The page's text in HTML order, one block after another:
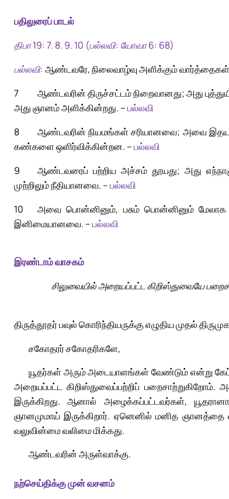
பதிலுரைப் பாடல்
திபா 19: 7. 8. 9. 10 (பல்லவி: யோவா 6: 68)
பல்லவி: ஆண்டவரே, நிலைவாழ்வு அளிக்கும்
7
ஆண்டவரின் திருச்சட்டம் நிறைவானது; அது
அது ஞானம் அளிக்கின்றது. –பல்லவி
8
ஆண்டவரின் நியமங்கள் சரியானவை; அவை
கண்களை ஒளிர்விக்கின்றன. –பல்லவி
9
ஆண்டவரைப் பற்றிய அச்சம் தூயது; அது
முற்றிலும் நீதியானவை. –பல்லவி
10
அவை பொன்னினும், பசும் பொன்னினும் மேலாக
இனிமையானவை. –பல்லவி
இரண்டாம் வாசகம்
சிலுவையில் அறையப்பட்ட கிறிஸ்துவையே
திருத்தூதர் பவுல் கொரிந்தியருக்கு எழுதிய முதல்
சகோதரர் சகோதரிகளே,
யூதர்கள் அரும் அடையாளங்கள் வேண்டும் என்று
அறையப்பட்ட கிறிஸ்துவைப்பற்றிப் பறைசாற்றுகிறோம்.
இருக்கிறது. ஆனால் அழைக்கப்பட்டவர்கள்,
ஞானமுமாய் இருக்கிறார். ஏனெனில் மனித
வலுவின்மை வலிமை மிக்கது.
ஆண்டவரின் அருள்வாக்கு.
நற்செய்திக்கு முன் வசனம்